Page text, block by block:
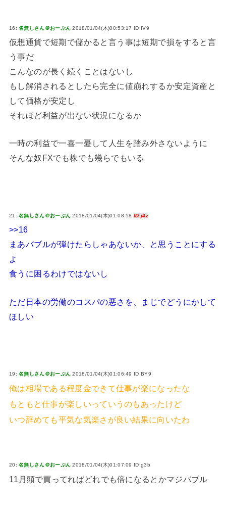
16:名無しさん＠おーぷん 2018/01/04(木)00:53:17 ID:IV9
仮想通貨で短期で儲かると言う事は短期で損をすると言
う事だ
こんなのが長く続くことはないし
もし解消されるとしたら完全に値崩れするか安定資産と
して価格が安定し
それほど利益が出ない状況になるか
一時の利益で一喜一憂して人生を踏み外さないように
そんな奴FXでも株でも幾らでもいる
21:名無しさん＠おーぷん 2018/01/04(木)01:08:58ID:j4z
>>16
まあバブルが弾けたらしゃあないか、と思うことにする
よ
食うに困るわけではないし
ただ日本の労働のコスパの悪さを、まじでどうにかして
ほしい
19:名無しさん＠おーぷん 2018/01/04(木)01:06:49 ID:BY9
俺は相場である程度金できて仕事が楽になったな
もともと仕事が楽しいっていうのもあったけど
いつ辞めても平気な気楽さが良い結果に向いたわ
20:名無しさん＠おーぷん 2018/01/04(木)01:07:09 ID:g3b
11月頭で買ってればどれでも倍になるとかマジバブル